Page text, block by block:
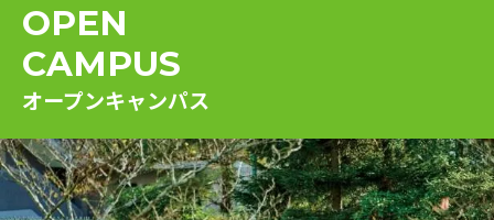
オープンキャンパス
OPEN
CAMPUS